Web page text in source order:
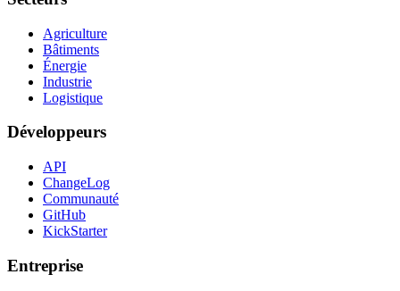
Agriculture
Bâtiments
Énergie
Industrie
Logistique
Développeurs
API
ChangeLog
Communauté
GitHub
KickStarter
Entreprise